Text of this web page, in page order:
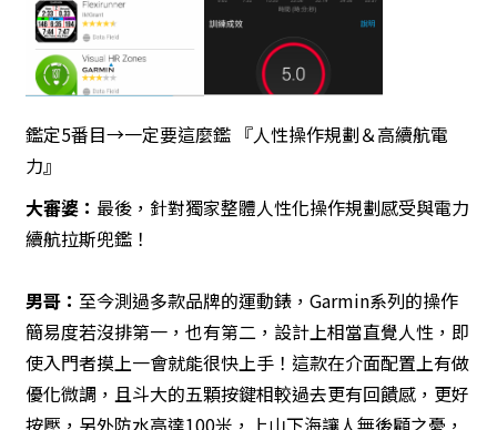
鑑定5番目→一定要這麼鑑 『人性操作規劃＆高續航電
力』
大審婆： 最後，針對獨家整體人性化操作規劃感受與電力
續航拉斯兜鑑！
男哥： 至今測過多款品牌的運動錶，Garmin系列的操作
簡易度若沒排第一，也有第二，設計上相當直覺人性，即
使入門者摸上一會就能很快上手！這款在介面配置上有做
優化微調，且斗大的五顆按鍵相較過去更有回饋感，更好
按壓，另外防水高達100米，上山下海讓人無後顧之憂，